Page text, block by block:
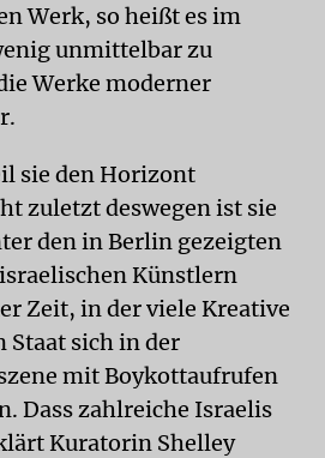
Werk, so heißt es im
unmittelbar zu
Werke moderner
sie den Horizont
zuletzt deswegen ist sie
den in Berlin gezeigten
Künstlern
Zeit, in der viele Kreative
Staat sich in der
mit Boykottaufrufen
Dass zahlreiche Israelis
Kuratorin Shelley